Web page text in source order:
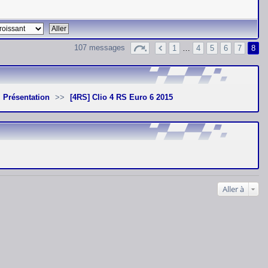
107 messages 1 … 4 5 6 7 8
Présentation [4RS] Clio 4 RS Euro 6 2015
Aller à